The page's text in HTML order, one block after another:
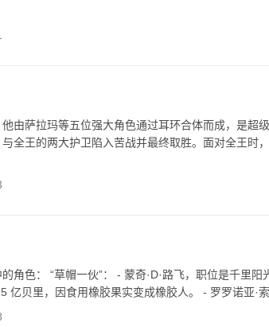
由萨拉玛等五位强大角色通过耳环合体而成，是超
全王的两大护卫陷入苦战并最终取胜。面对全王时
角色： “草帽一伙”： - 蒙奇·D·路飞，职位是千里阳
亿贝里，因食用橡胶果实变成橡胶人。 - 罗罗诺亚·索